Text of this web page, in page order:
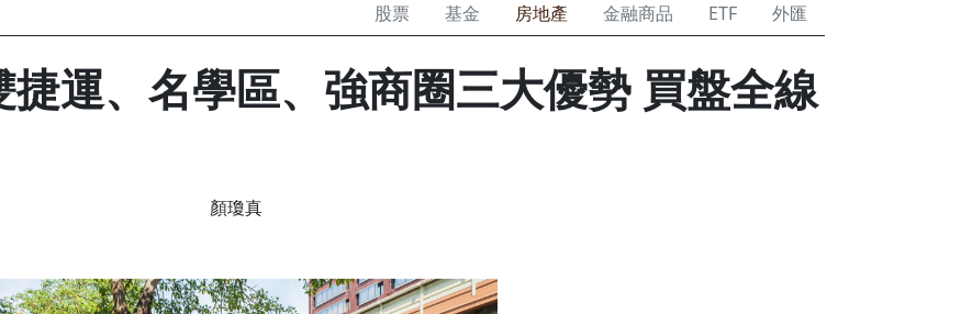
股票 基金 房地產 金融商品 ETF 外匯
運、名學區、強商圈三大優勢 買盤全線
顏瓊真